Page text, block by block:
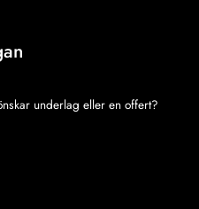
underlag eller en offert?